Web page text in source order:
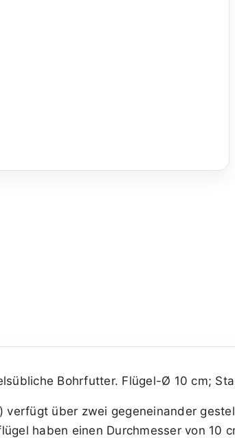
Bohrfutter. Flügel-Ø 10 cm;
verfügt über zwei gegeneinander
haben einen Durchmesser von 10